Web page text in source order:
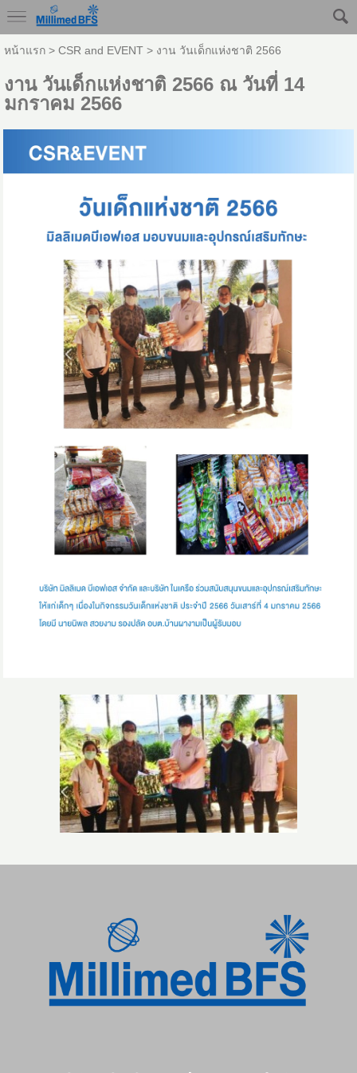
หน้าแรก> CSR and EVENT> งาน วันเด็กแห่งชาติ 2566
งาน วันเด็กแห่งชาติ 2566 ณ วันที่ 14
มกราคม 2566